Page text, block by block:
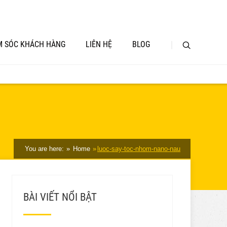
SÓC KHÁCH HÀNG LIÊN HỆ BLOG
You are here: Home luoc-say-toc-nhom-nano-nau
BÀI VIẾT NỔI BẬT